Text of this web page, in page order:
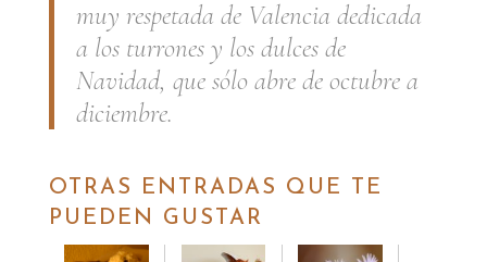
muy respetada de Valencia dedicada
a los turrones y los dulces de
Navidad, que sólo abre de octubre a
diciembre.
OTRAS ENTRADAS QUE TE
PUEDEN GUSTAR